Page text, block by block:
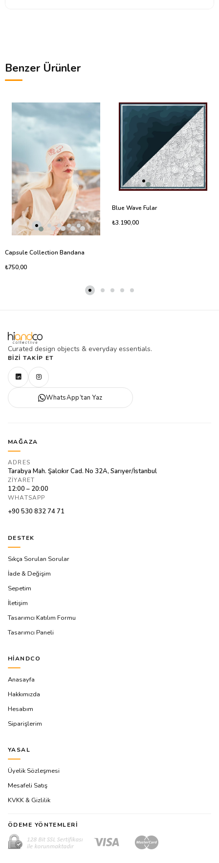
Benzer Ürünler
Capsule Collection Bandana
₺750,00
Blue Wave Fular
₺3.190,00
Curated design objects & everyday essentials.
BIZI TAKIP ET
WhatsApp’tan Yaz
MAĞAZA
ADRES
Tarabya Mah. Şalcıkır Cad. No 32A, Sarıyer/İstanbul
ZIYARET
12:00 – 20:00
WHATSAPP
+90 530 832 74 71
DESTEK
Sıkça Sorulan Sorular
İade & Değişim
Sepetim
İletişim
Tasarımcı Katılım Formu
Tasarımcı Paneli
HIANDCO
Anasayfa
Hakkımızda
Hesabım
Siparişlerim
YASAL
Üyelik Sözleşmesi
Mesafeli Satış
KVKK & Gizlilik
ÖDEME YÖNTEMLERI